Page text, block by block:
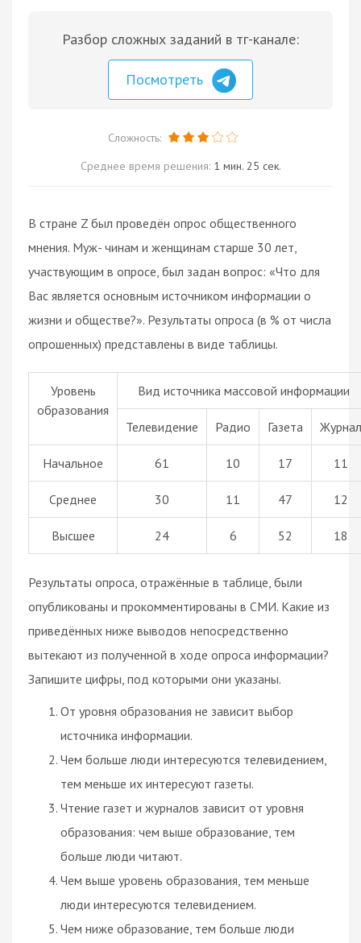
Разбор сложных заданий в тг-канале:
Посмотреть
Сложность:
Среднее время решения: 1 мин. 25 сек.
В стране Z был проведён опрос общественного
мнения. Муж- чинам и женщинам старше 30 лет,
участвующим в опросе, был задан вопрос: «Что для
Вас является основным источником информации о
жизни и обществе?». Результаты опроса (в % от числа
опрошенных) представлены в виде таблицы.
Уровень
образования
Вид источника массовой информации
Телевидение Радио Газета Журнал
Начальное 61 10 17 11
Среднее 30 11 47 12
Высшее 24 6 52 18
Результаты опроса, отражённые в таблице, были
опубликованы и прокомментированы в СМИ. Какие из
приведённых ниже выводов непосредственно
вытекают из полученной в ходе опроса информации?
Запишите цифры, под которыми они указаны.
От уровня образования не зависит выбор
источника информации.
Чем больше люди интересуются телевидением,
тем меньше их интересуют газеты.
Чтение газет и журналов зависит от уровня
образования: чем выше образование, тем
больше люди читают.
Чем выше уровень образования, тем меньше
люди интересуются телевидением.
Чем ниже образование, тем больше люди